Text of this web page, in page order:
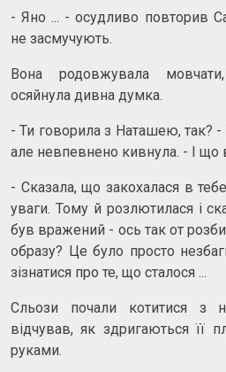
- Яно ... - осудливо повторив
не засмучують.
Вона родовжувала
осяйнула дивна думка.
- Ти говорила з Наташею, так? -
але невпевнено кивнула. - І що
- Сказала, що закохалася в
уваги. Тому й розлютилася і
був вражений - ось так от
образу? Це було просто
зізнатися про те, що сталося ...
Сльози почали котитися
відчував, як здригаються її
руками.